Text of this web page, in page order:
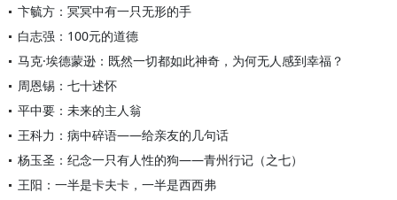
卞毓方：冥冥中有一只无形的手
白志强：100元的道德
马克·埃德蒙逊：既然一切都如此神奇，为何无人感到幸福？
周恩锡：七十述怀
平中要：未来的主人翁
王科力：病中碎语——给亲友的几句话
杨玉圣：纪念一只有人性的狗——青州行记（之七）
王阳：一半是卡夫卡，一半是西西弗